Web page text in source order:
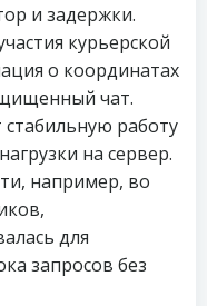
и задержки.
курьерской
о координатах
чат.
стабильную работу
на сервер.
например, во
для
запросов без